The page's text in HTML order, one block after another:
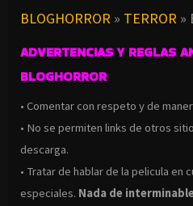
BLOGHORROR » TERROR »
ADVERTENCIAS Y REGLAS
BLOGHORROR
• Comentar con respeto y de
• No se permiten links de otros
descarga.
• Tratar de hablar de la pelicula en
especiales. Nada de